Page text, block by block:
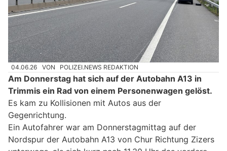
04.06.26 VON POLIZEI.NEWS REDAKTION
Am Donnerstag hat sich auf der Autobahn A13 in
Trimmis ein Rad von einem Personenwagen gelöst.
Es kam zu Kollisionen mit Autos aus der
Gegenrichtung.
Ein Autofahrer war am Donnerstagmittag auf der
Nordspur der Autobahn A13 von Chur Richtung Zizers